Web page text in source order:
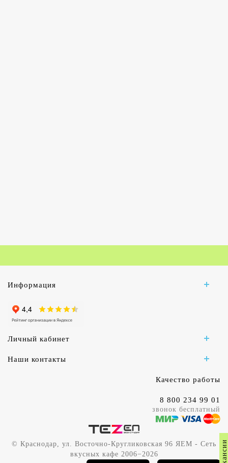
Информация
Личный кабинет
Наши контакты
Качество работы
8 800 234 99 01
звонок бесплатный
© Краснодар, ул. Восточно-Кругликовская 96 ЯЕМ - Сеть
вкусных кафе 2006−2026
Вакансии